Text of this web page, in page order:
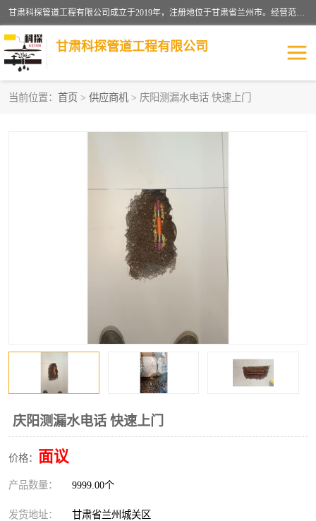
甘肃科探管道工程有限公司成立于2019年，注册地位于甘肃省兰州市。经营范围包括管道安装、清洗、疏通、维修、检测，防水工程，工程钻孔，化粪池清理，暖气安装，给排水管道安装维修，室内外管道如消防、供水、供热管道漏水检测定位，室内外防水堵漏等。
甘肃科探管道工程有限公司
当前位置： 首页 > 供应商机 > 庆阳测漏水电话 快速上门
庆阳测漏水电话 快速上门
价格： 面议
产品数量： 9999.00个
发货地址： 甘肃省兰州城关区
供热管道漏水 排水管道漏水
管道疏通